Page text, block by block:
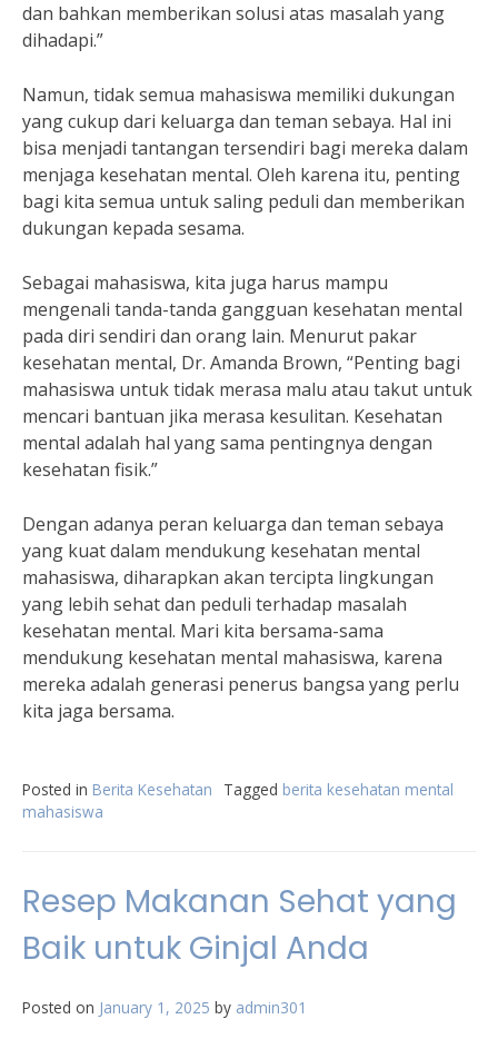
dan bahkan memberikan solusi atas masalah yang
dihadapi.”
Namun, tidak semua mahasiswa memiliki dukungan
yang cukup dari keluarga dan teman sebaya. Hal ini
bisa menjadi tantangan tersendiri bagi mereka dalam
menjaga kesehatan mental. Oleh karena itu, penting
bagi kita semua untuk saling peduli dan memberikan
dukungan kepada sesama.
Sebagai mahasiswa, kita juga harus mampu
mengenali tanda-tanda gangguan kesehatan mental
pada diri sendiri dan orang lain. Menurut pakar
kesehatan mental, Dr. Amanda Brown, “Penting bagi
mahasiswa untuk tidak merasa malu atau takut untuk
mencari bantuan jika merasa kesulitan. Kesehatan
mental adalah hal yang sama pentingnya dengan
kesehatan fisik.”
Dengan adanya peran keluarga dan teman sebaya
yang kuat dalam mendukung kesehatan mental
mahasiswa, diharapkan akan tercipta lingkungan
yang lebih sehat dan peduli terhadap masalah
kesehatan mental. Mari kita bersama-sama
mendukung kesehatan mental mahasiswa, karena
mereka adalah generasi penerus bangsa yang perlu
kita jaga bersama.
Posted in Berita Kesehatan Tagged berita kesehatan mental
mahasiswa
Resep Makanan Sehat yang
Baik untuk Ginjal Anda
Posted on January 1, 2025 by admin301